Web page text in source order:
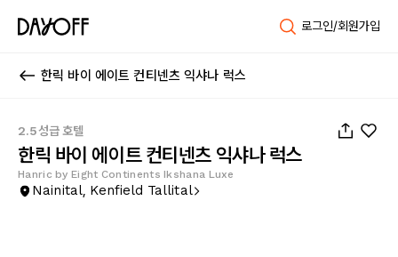
로그인/회원가입
한릭 바이 에이트 컨티넨츠 익샤나 럭스
2.5성급 호텔
한릭 바이 에이트 컨티넨츠 익샤나 럭스
Hanric by Eight Continents Ikshana Luxe
Nainital, Kenfield Tallital